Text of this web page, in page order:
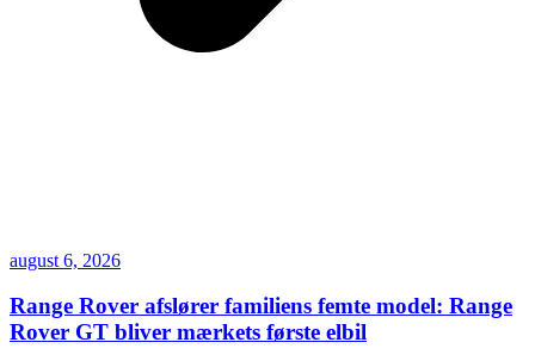
august 6, 2026
Range Rover afslører familiens femte model: Range
Rover GT bliver mærkets første elbil